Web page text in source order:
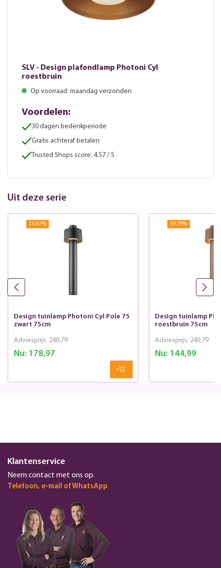
SLV - Design plafondlamp Photoni Cyl
roestbruin
Op voorraad: maandag verzonden
Voordelen:
30 dagen bedenkperiode
Gratis achteraf betalen
Trusted Shops score: 4.57 / 5
Uit deze serie
25.67%
Design tuinlamp Photoni Cyl Pole 75
zwart 75cm
Nu:178,97
Adviesprijs: 240,79
39.79%
Design tuinlamp
roestbruin 75cm
Nu:144,99
Adviesprijs: 240,79
Klantenservice
Neem contact met ons op.
Telefoon, e-mail of WhatsApp